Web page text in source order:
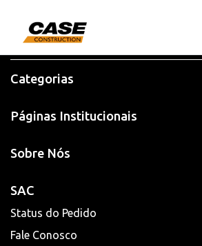
Categorias
Páginas Institucionais
Sobre Nós
SAC
Status do Pedido
Fale Conosco